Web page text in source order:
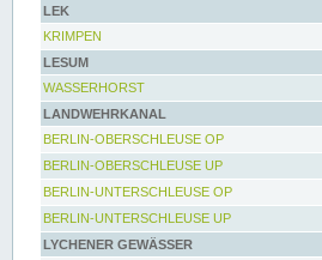
LEK
KRIMPEN
LESUM
WASSERHORST
LANDWEHRKANAL
BERLIN-OBERSCHLEUSE OP
BERLIN-OBERSCHLEUSE UP
BERLIN-UNTERSCHLEUSE OP
BERLIN-UNTERSCHLEUSE UP
LYCHENER GEWÄSSER